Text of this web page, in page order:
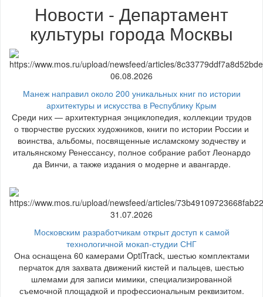
Новости - Департамент
культуры города Москвы
06.08.2026
Манеж направил около 200 уникальных книг по истории
архитектуры и искусства в Республику Крым
Среди них — архитектурная энциклопедия, коллекции трудов
о творчестве русских художников, книги по истории России и
воинства, альбомы, посвященные исламскому зодчеству и
итальянскому Ренессансу, полное собрание работ Леонардо
да Винчи, а также издания о модерне и авангарде.
31.07.2026
Московским разработчикам открыт доступ к самой
технологичной мокап-студии СНГ
Она оснащена 60 камерами OptiTrack, шестью комплектами
перчаток для захвата движений кистей и пальцев, шестью
шлемами для записи мимики, специализированной
съемочной площадкой и профессиональным реквизитом.